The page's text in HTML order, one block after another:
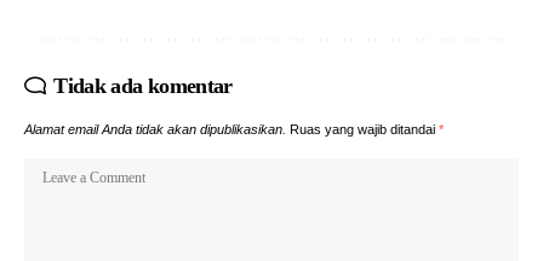
Tidak ada komentar
Alamat email Anda tidak akan dipublikasikan. Ruas yang wajib ditandai *